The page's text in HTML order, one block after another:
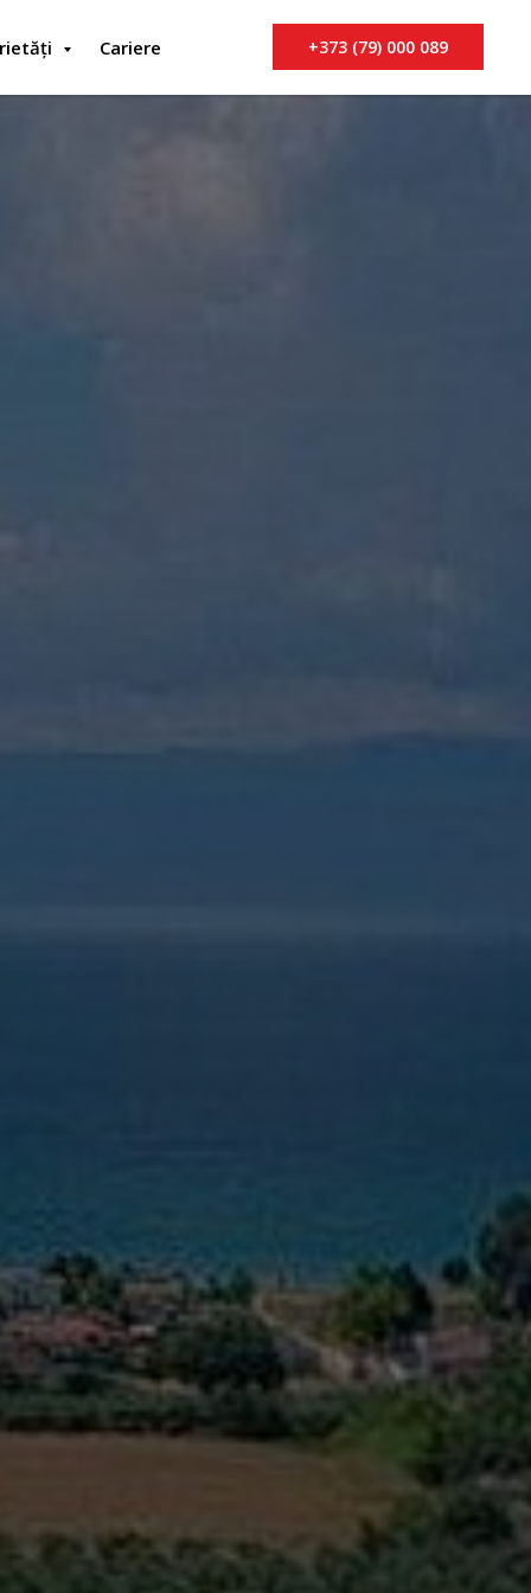
Cariere +373 (79) 000 089